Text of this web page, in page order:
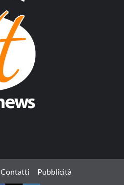
Contatti Pubblicità